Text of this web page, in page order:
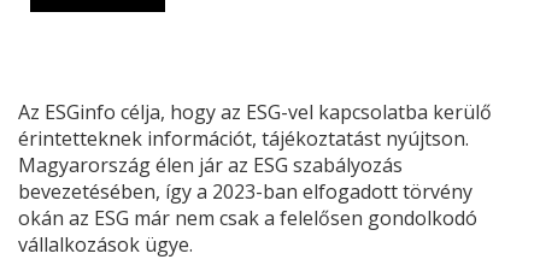
Az ESGinfo célja, hogy az ESG-vel kapcsolatba kerülő
érintetteknek információt, tájékoztatást nyújtson.
Magyarország élen jár az ESG szabályozás
bevezetésében, így a 2023-ban elfogadott törvény
okán az ESG már nem csak a felelősen gondolkodó
vállalkozások ügye.